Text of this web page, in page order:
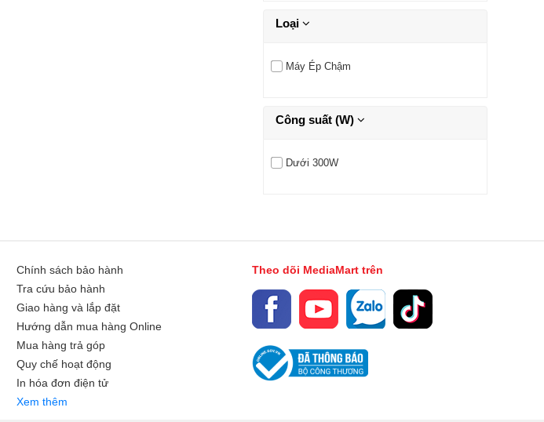
Loại
Máy Ép Chậm
Công suất (W)
Dưới 300W
Chính sách bảo hành
Tra cứu bảo hành
Giao hàng và lắp đặt
Hướng dẫn mua hàng Online
Mua hàng trả góp
Quy chế hoạt động
In hóa đơn điện tử
Xem thêm
Theo dõi MediaMart trên